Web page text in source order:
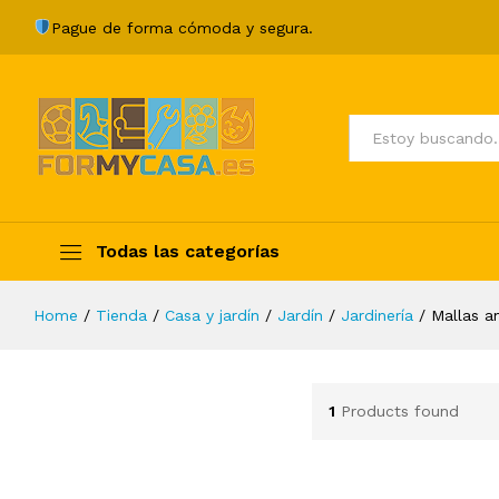
Pague de forma cómoda y segura.
Todos
Todas las categorías
Home / Tienda / Casa y jardín / Jardín / Jardinería / Mallas
1 Products found